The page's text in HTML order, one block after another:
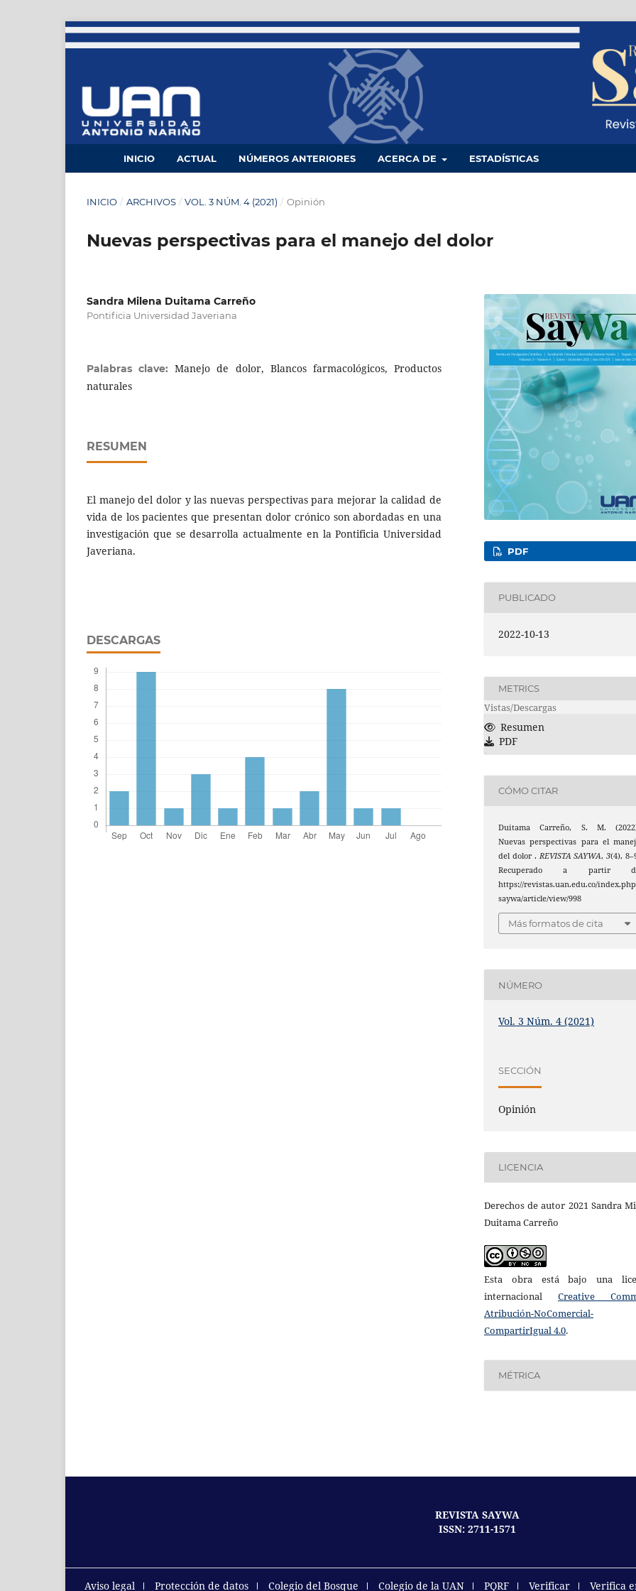
INICIO ACTUAL NÚMEROS ANTERIORES ACERCA DE ESTADÍSTICAS
INICIO / ARCHIVOS / VOL. 3 NÚM. 4 (2021) / Opinión
Nuevas perspectivas para el manejo del dolor
Sandra Milena Duitama Carreño
Pontificia Universidad Javeriana
Palabras clave:Manejo de dolor, Blancos farmacológicos, Productos
naturales
RESUMEN
El manejo del dolor y las nuevas perspectivas para mejorar la calidad de
vida de los pacientes que presentan dolor crónico son abordadas en una
investigación que se desarrolla actualmente en la Pontificia Universidad
Javeriana.
DESCARGAS
PDF
PUBLICADO
2022-10-13
METRICS
Vistas/Descargas
Resumen
PDF
CÓMO CITAR
Duitama Carreño, S. M.
Nuevas perspectivas para el
del dolor . REVISTA SAYWA,3(4),
Recuperado a partir
https://revistas.uan.edu.co/
saywa/article/view/998
Más formatos de cita
NÚMERO
Vol. 3 Núm. 4 (2021)
SECCIÓN
Opinión
LICENCIA
Derechos de autor 2021 Sandra
Duitama Carreño
Esta obra está bajo una
internacional Creative
Atribución-NoComercial-
CompartirIgual 4.0.
MÉTRICA
REVISTA SAYWA
ISSN: 2711-1571
Aviso legal Protección de datos Colegio del Bosque Colegio de la UAN PQRF Verificar Verifica